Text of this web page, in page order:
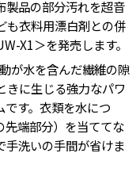
品の部分汚れを超音
も衣料用漂白剤との併
X1＞を発売します。
が水を含んだ繊維の隙
きに生じる強力なパワ
す。衣類を水につ
先端部分）を当ててな
手洗いの手間が省けま